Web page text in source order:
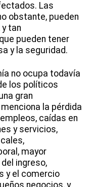
Las
obstante, pueden
tan
pueden tener
y la seguridad.
no ocupa todavía
los políticos
gran
la pérdida
caídas en
y servicios,
mayor
ingreso,
y el comercio